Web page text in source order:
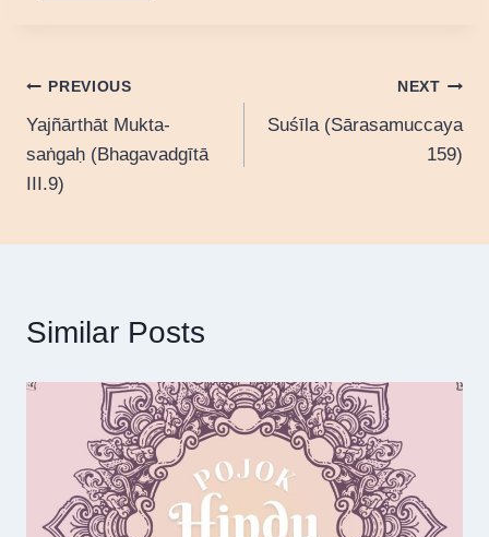
Post
navigation
PREVIOUS
Yajñārthāt Mukta-
saṅgaḥ (Bhagavadgītā
III.9)
NEXT
Suśīla (Sārasamuccaya
159)
Similar Posts